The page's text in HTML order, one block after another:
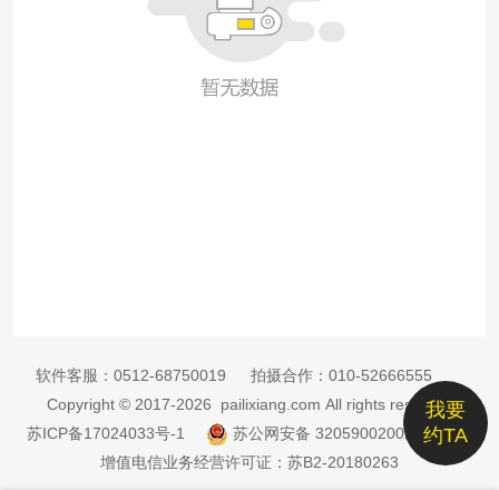
我要
约TA
软件客服： 0512-68750019 拍摄合作： 010-52666555
Copyright © 2017-2026 pailixiang.com All rights reserved
苏ICP备17024033号-1
苏公网安备 32059002002885号
增值电信业务经营许可证：苏B2-20180263